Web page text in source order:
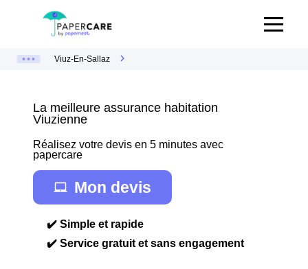
Viuz-En-Sallaz
La meilleure assurance habitation
Viuzienne
Réalisez votre devis en 5 minutes avec
papercare
Mon devis
✔️ Simple et rapide
✔️ Service gratuit et sans engagement